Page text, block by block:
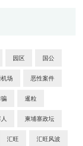
园区 国公
场 恶性案件
暹粒
柬埔寨政坛
汇旺 汇旺风波